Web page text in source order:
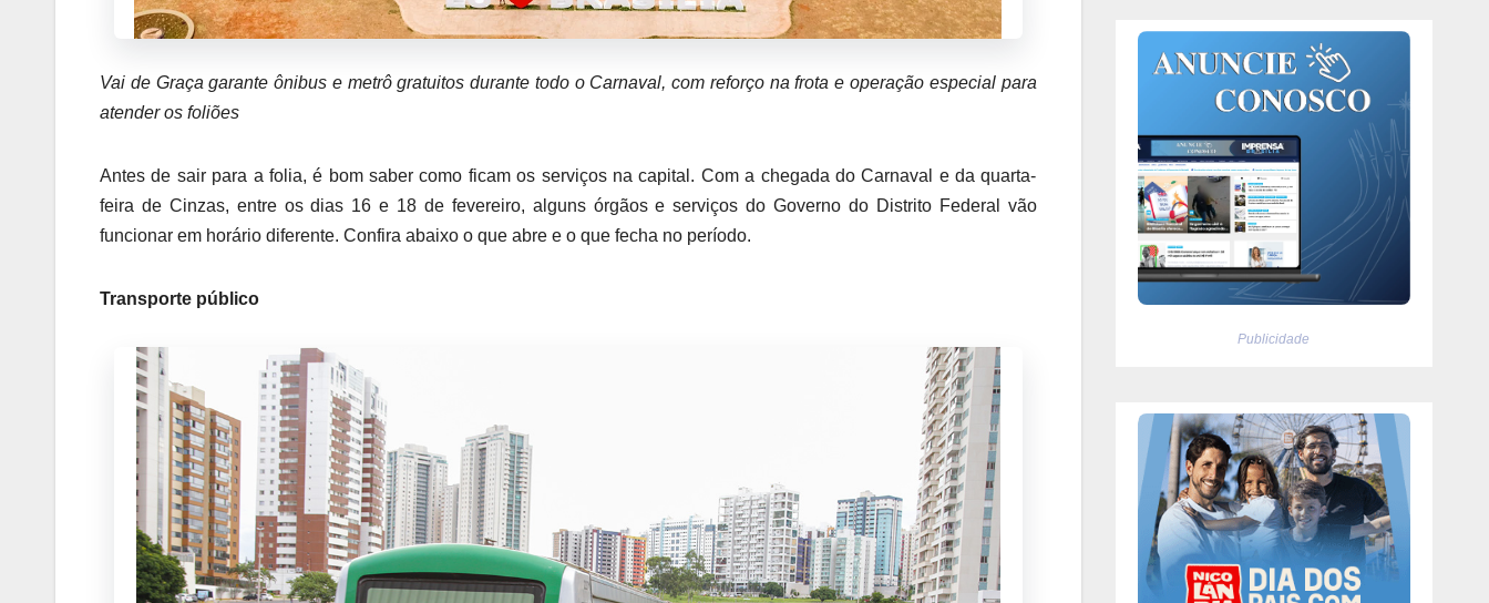
Vai de Graça garante ônibus e metrô gratuitos durante todo o Carnaval, com reforço na frota e operação especial para
atender os foliões
Antes de sair para a folia, é bom saber como ficam os serviços na capital. Com a chegada do Carnaval e da quarta-
feira de Cinzas, entre os dias 16 e 18 de fevereiro, alguns órgãos e serviços do Governo do Distrito Federal vão
funcionar em horário diferente. Confira abaixo o que abre e o que fecha no período.
Transporte público
Publicidade